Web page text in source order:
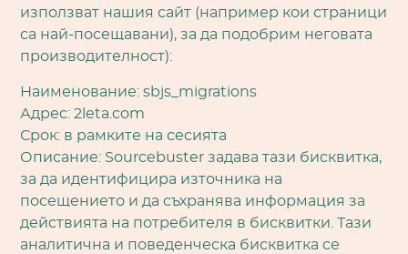
използват нашия сайт (например кои страници
са най-посещавани), за да подобрим неговата
производителност):
Наименование: sbjs_migrations
Адрес: 2leta.com
Срок: в рамките на сесията
Описание: Sourcebuster задава тази бисквитка,
за да идентифицира източника на
посещението и да съхранява информация за
действията на потребителя в бисквитки. Тази
аналитична и поведенческа бисквитка се